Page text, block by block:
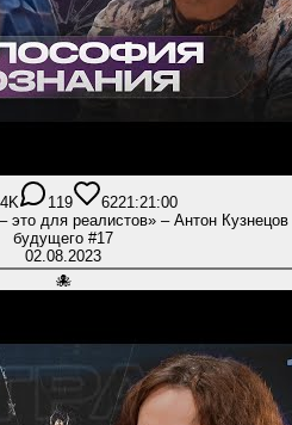
119 6221:21:00
это для реалистов» – Антон
будущего #17
02.08.2023
🐙